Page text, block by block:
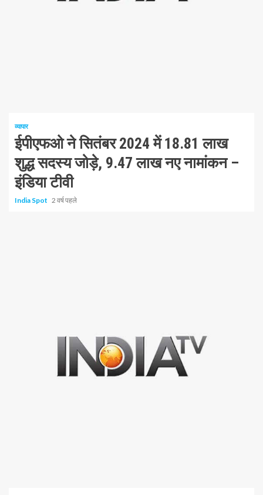
व्यापार
ईपीएफओ ने सितंबर 2024 में 18.81 लाख
शुद्ध सदस्य जोड़े, 9.47 लाख नए नामांकन –
इंडिया टीवी
India Spot 2 वर्ष पहले